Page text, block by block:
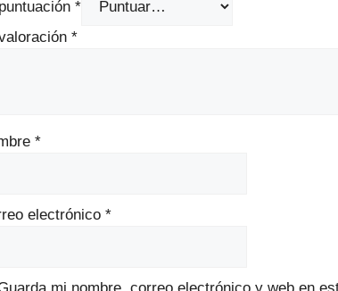
*
*
*
electrónico *